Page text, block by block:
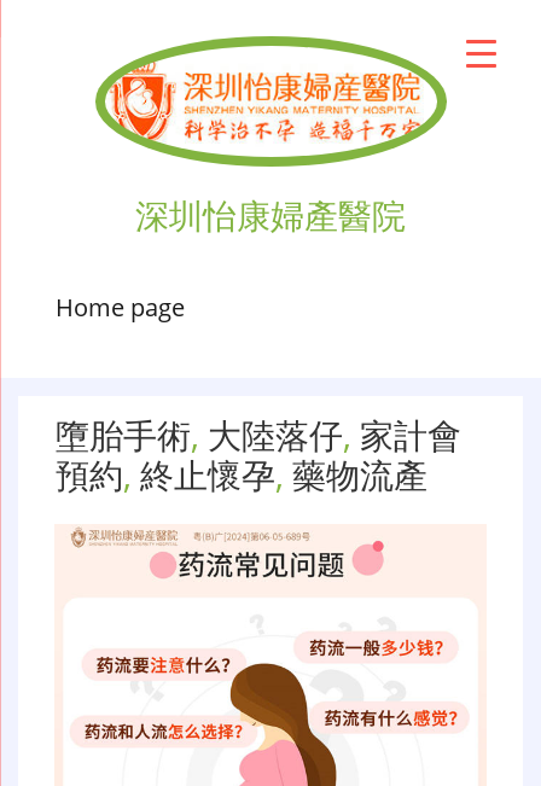
深圳怡康婦產醫院
Home page
墮胎手術, 大陸落仔, 家計會
預約, 終止懷孕, 藥物流產